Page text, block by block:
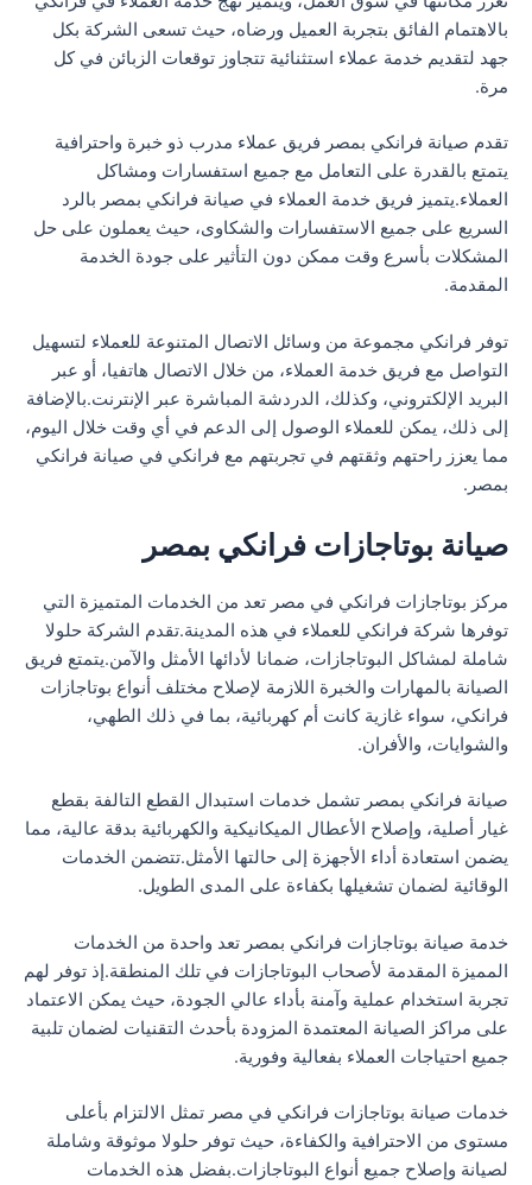
بالاهتمام الفائق بتجربة العميل ورضاه، حيث تسعى الشركة بكل
جهد لتقديم خدمة عملاء استثنائية تتجاوز توقعات الزبائن في كل
مرة.
تقدم صيانة فرانكي بمصر فريق عملاء مدرب ذو خبرة واحترافية
يتمتع بالقدرة على التعامل مع جميع استفسارات ومشاكل
العملاء.يتميز فريق خدمة العملاء في صيانة فرانكي بمصر بالرد
السريع على جميع الاستفسارات والشكاوى، حيث يعملون على حل
المشكلات بأسرع وقت ممكن دون التأثير على جودة الخدمة
المقدمة.
توفر فرانكي مجموعة من وسائل الاتصال المتنوعة للعملاء لتسهيل
التواصل مع فريق خدمة العملاء، من خلال الاتصال هاتفيا، أو عبر
البريد الإلكتروني، وكذلك، الدردشة المباشرة عبر الإنترنت.بالإضافة
إلى ذلك، يمكن للعملاء الوصول إلى الدعم في أي وقت خلال اليوم،
مما يعزز راحتهم وثقتهم في تجربتهم مع فرانكي في صيانة فرانكي
بمصر.
صيانة بوتاجازات فرانكي بمصر
مركز بوتاجازات فرانكي في مصر تعد من الخدمات المتميزة التي
توفرها شركة فرانكي للعملاء في هذه المدينة.تقدم الشركة حلولا
شاملة لمشاكل البوتاجازات، ضمانا لأدائها الأمثل والآمن.يتمتع فريق
الصيانة بالمهارات والخبرة اللازمة لإصلاح مختلف أنواع بوتاجازات
فرانكي، سواء غازية كانت أم كهربائية، بما في ذلك الطهي،
والشوايات، والأفران.
صيانة فرانكي بمصر تشمل خدمات استبدال القطع التالفة بقطع
غيار أصلية، وإصلاح الأعطال الميكانيكية والكهربائية بدقة عالية، مما
يضمن استعادة أداء الأجهزة إلى حالتها الأمثل.تتضمن الخدمات
الوقائية لضمان تشغيلها بكفاءة على المدى الطويل.
خدمة صيانة بوتاجازات فرانكي بمصر تعد واحدة من الخدمات
المميزة المقدمة لأصحاب البوتاجازات في تلك المنطقة.إذ توفر لهم
تجربة استخدام عملية وآمنة بأداء عالي الجودة، حيث يمكن الاعتماد
على مراكز الصيانة المعتمدة المزودة بأحدث التقنيات لضمان تلبية
جميع احتياجات العملاء بفعالية وفورية.
خدمات صيانة بوتاجازات فرانكي في مصر تمثل الالتزام بأعلى
مستوى من الاحترافية والكفاءة، حيث توفر حلولا موثوقة وشاملة
لصيانة وإصلاح جميع أنواع البوتاجازات.بفضل هذه الخدمات